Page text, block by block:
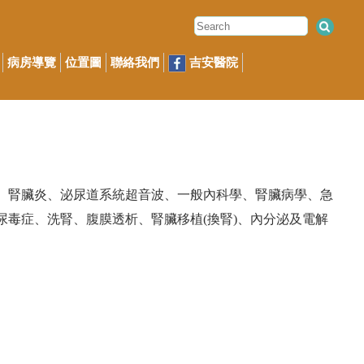
病房導覽 位置圖 聯絡我們
吉安醫院
臟炎、泌尿道系統超音波、一般內科學、腎臟病學、急
症、洗腎、腹膜透析、腎臟移植(換腎)、內分泌及電解